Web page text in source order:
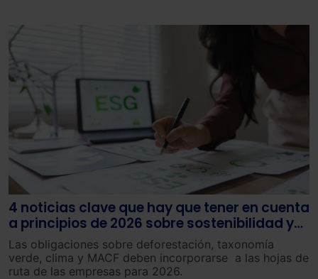
4 noticias clave que hay que tener en cuenta
a principios de 2026 sobre sostenibilidad y
ESG
Las obligaciones sobre deforestación, taxonomía
verde, clima y MACF deben incorporarse a las hojas de
ruta de las empresas para 2026.